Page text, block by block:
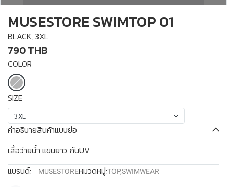
MUSESTORE SWIMTOP 01
BLACK, 3XL
790 THB
COLOR
SIZE
3XL
คำอธิบายสินค้าแบบย่อ
เสื้อว่ายน้ำ แขนยาว กันUV
แบรนด์:
MUSESTOREหมวดหมู่:TOP,SWIMWEAR